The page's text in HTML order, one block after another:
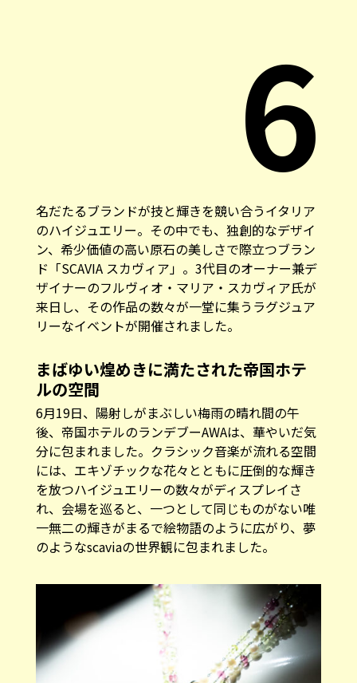
6
名だたるブランドが技と輝きを競い合うイタリア
のハイジュエリー。その中でも、独創的なデザイ
ン、希少価値の高い原石の美しさで際立つブラン
ド「SCAVIA スカヴィア」。3代目のオーナー兼デ
ザイナーのフルヴィオ・マリア・スカヴィア氏が
来日し、その作品の数々が一堂に集うラグジュア
リーなイベントが開催されました。
まばゆい煌めきに満たされた帝国ホテ
ルの空間
6月19日、陽射しがまぶしい梅雨の晴れ間の午
後、帝国ホテルのランデブーAWAは、華やいだ気
分に包まれました。クラシック音楽が流れる空間
には、エキゾチックな花々とともに圧倒的な輝き
を放つハイジュエリーの数々がディスプレイさ
れ、会場を巡ると、一つとして同じものがない唯
一無二の輝きがまるで絵物語のように広がり、夢
のようなscaviaの世界観に包まれました。